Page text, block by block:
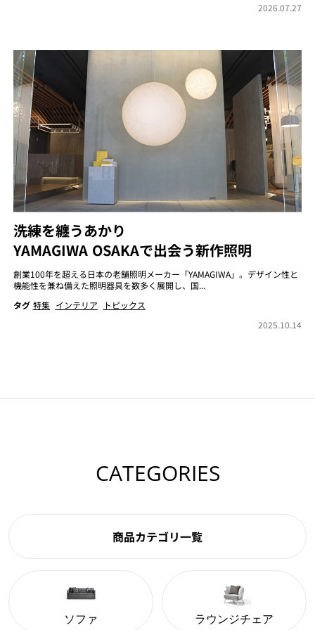
2026.07.27
洗練を纏うあかり
YAMAGIWA OSAKAで出会う新作照明
創業100年を超える日本の老舗照明メーカー「YAMAGIWA」。デザイン性と
機能性を兼ね備えた照明器具を数多く展開し、国...
タグ 特集 インテリア
トピックス
2025.10.14
CATEGORIES
商品カテゴリ一覧
ソファ ラウンジチェア